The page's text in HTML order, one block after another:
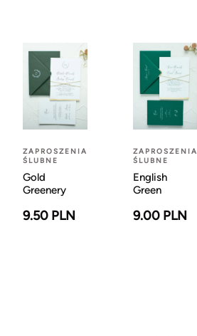
ZAPROSZENIA
ŚLUBNE
Gold
Greenery
9.50 PLN
ZAPROSZENIA
ŚLUBNE
English
Green
9.00 PLN